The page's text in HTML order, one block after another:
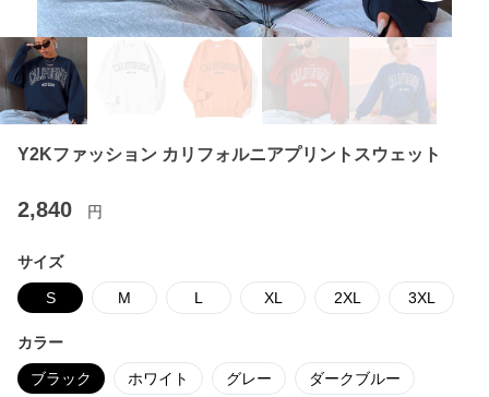
Y2Kファッション カリフォルニアプリントスウェット
2,840 円
サイズ
S M L XL 2XL 3XL
カラー
ブラック ホワイト グレー ダークブルー